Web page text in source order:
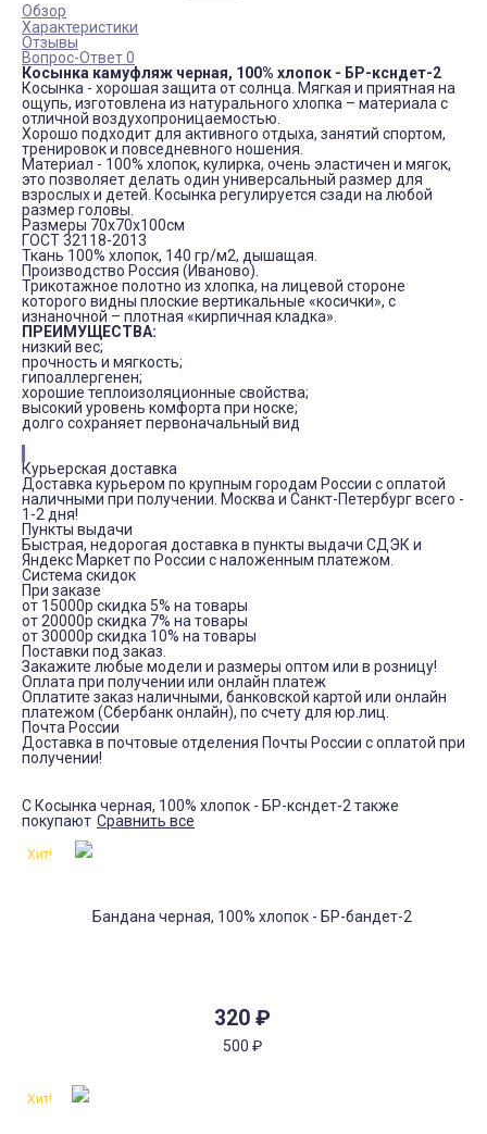
Обзор
Характеристики
Отзывы
Вопрос-Ответ 0
Косынка камуфляж черная, 100% хлопок - БР-ксндет-2
Косынка - хорошая защита от солнца. Мягкая и приятная на
ощупь, изготовлена из натурального хлопка – материала с
отличной воздухопроницаемостью.
Хорошо подходит для активного отдыха, занятий спортом,
тренировок и повседневного ношения.
Материал - 100% хлопок, кулирка, очень эластичен и мягок,
это позволяет делать один универсальный размер для
взрослых и детей. Косынка регулируется сзади на любой
размер головы.
Размеры 70x70x100см
ГОСТ 32118-2013
Ткань 100% хлопок, 140 гр/м2, дышащая.
Производство Россия (Иваново).
Трикотажное полотно из хлопка, на лицевой стороне
которого видны плоские вертикальные «косички», с
изнаночной – плотная «кирпичная кладка».
ПРЕИМУЩЕСТВА:
низкий вес;
прочность и мягкость;
гипоаллергенен;
хорошие теплоизоляционные свойства;
высокий уровень комфорта при носке;
долго сохраняет первоначальный вид
Курьерская доставка
Доставка курьером по крупным городам России с оплатой
наличными при получении. Москва и Санкт-Петербург всего -
1-2 дня!
Пункты выдачи
Быстрая, недорогая доставка в пункты выдачи СДЭК и
Яндекс Маркет по России с наложенным платежом.
Система скидок
При заказе
от 15000р скидка 5% на товары
от 20000р скидка 7% на товары
от 30000р скидка 10% на товары
Поставки под заказ.
Закажите любые модели и размеры оптом или в розницу!
Оплата при получении или онлайн платеж
Оплатите заказ наличными, банковской картой или онлайн
платежом (Сбербанк онлайн), по счету для юр.лиц.
Почта России
Доставка в почтовые отделения Почты России с оплатой при
получении!
С Косынка черная, 100% хлопок - БР-ксндет-2 также
покупают Сравнить все
320 ₽
500 ₽
Хит!
Хит!